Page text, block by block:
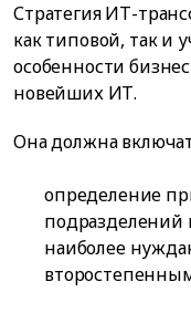
Стратегия ИТ-
как типовой, так
особенности
новейших ИТ.
Она должна
определение
подразделений
наиболее